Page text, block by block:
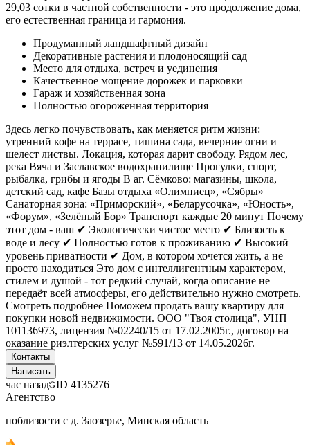
29,03 сотки в частной собственности - это продолжение дома,
его естественная граница и гармония.
Продуманный ландшафтный дизайн
Декоративные растения и плодоносящий сад
Место для отдыха, встреч и уединения
Качественное мощение дорожек и парковки
Гараж и хозяйственная зона
Полностью огороженная территория
Здесь легко почувствовать, как меняется ритм жизни:
утренний кофе на террасе, тишина сада, вечерние огни и
шелест листвы. Локация, которая дарит свободу. Рядом лес,
река Вяча и Заславское водохранилище Прогулки, спорт,
рыбалка, грибы и ягоды В аг. Сёмково: магазины, школа,
детский сад, кафе Базы отдыха «Олимпиец», «Сябры»
Санаторная зона: «Приморский», «Беларусочка», «Юность»,
«Форум», «Зелёный Бор» Транспорт каждые 20 минут Почему
этот дом - ваш ✔ Экологически чистое место ✔ Близость к
воде и лесу ✔ Полностью готов к проживанию ✔ Высокий
уровень приватности ✔ Дом, в котором хочется жить, а не
просто находиться Это дом с интеллигентным характером,
стилем и душой - тот редкий случай, когда описание не
передаёт всей атмосферы, его действительно нужно смотреть.
Смотреть подробнее Поможем продать вашу квартиру для
покупки новой недвижимости. ООО "Твоя столица", УНП
101136973, лицензия №02240/15 от 17.02.2005г., договор на
оказание риэлтерских услуг №591/13 от 14.05.2026г.
Контакты
Написать
час назад ID 4135276
Агентство
поблизости с д. Заозерье, Минская область